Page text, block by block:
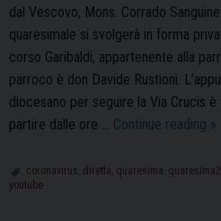
dal Vescovo, Mons. Corrado
quaresimale si svolgerà in forma
corso Garibaldi, appartenente alla
parroco è don Davide Rustioni.
diocesano per seguire la Via Crucis
partire dalle ore … Continue reading Via
»
coronavirus diretta quaresima
youtube